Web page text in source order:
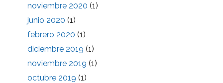
noviembre 2020 (1)
junio 2020 (1)
febrero 2020 (1)
diciembre 2019 (1)
noviembre 2019 (1)
octubre 2019 (1)